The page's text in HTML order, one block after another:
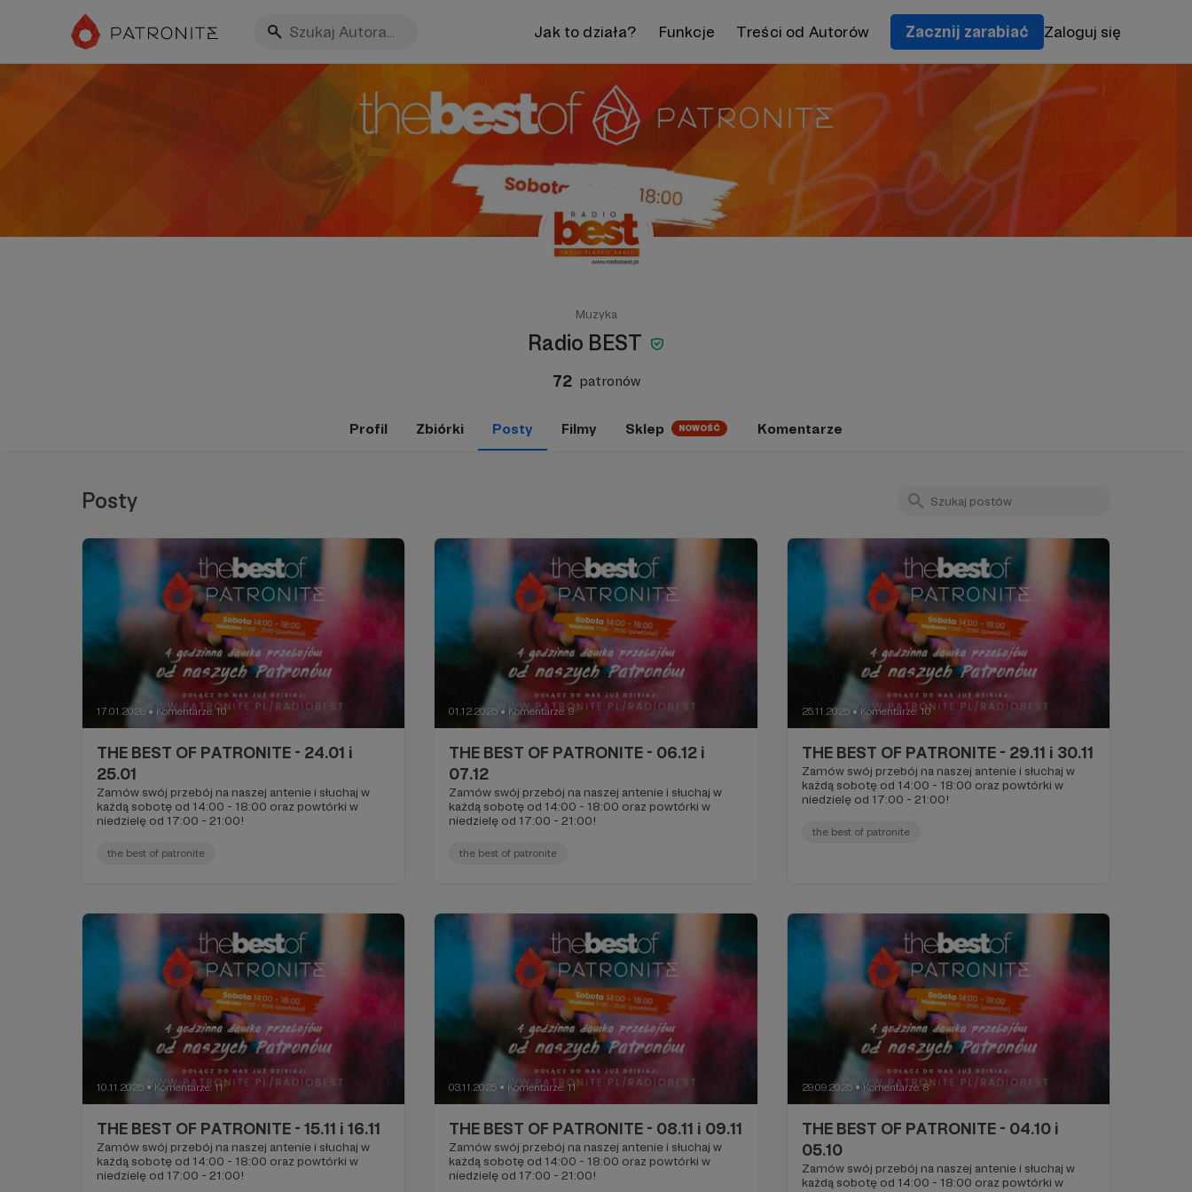
Jak to działa? Funkcje Treści od Autorów Zacznij zarabiać Zaloguj się
Muzyka
Radio BEST
72 patronów
Profil Zbiórki Posty Filmy Sklep NOWOŚĆ Komentarze
Posty
17.01.2026 ● Komentarze: 10
THE BEST OF PATRONITE - 24.01 i
25.01
Zamów swój przebój na naszej antenie i słuchaj w
każdą sobotę od 14:00 - 18:00 oraz powtórki w
niedzielę od 17:00 - 21:00!
the best of patronite
01.12.2025 ● Komentarze: 9
THE BEST OF PATRONITE - 06.12 i
07.12
Zamów swój przebój na naszej antenie i słuchaj w
każdą sobotę od 14:00 - 18:00 oraz powtórki w
niedzielę od 17:00 - 21:00!
the best of patronite
25.11.2025 ● Komentarze: 10
THE BEST OF PATRONITE - 29.11 i 30.11
Zamów swój przebój na naszej antenie i słuchaj w
każdą sobotę od 14:00 - 18:00 oraz powtórki w
niedzielę od 17:00 - 21:00!
the best of patronite
10.11.2025 ● Komentarze: 11
THE BEST OF PATRONITE - 15.11 i 16.11
Zamów swój przebój na naszej antenie i słuchaj w
każdą sobotę od 14:00 - 18:00 oraz powtórki w
niedzielę od 17:00 - 21:00!
03.11.2025 ● Komentarze: 11
THE BEST OF PATRONITE - 08.11 i 09.11
Zamów swój przebój na naszej antenie i słuchaj w
każdą sobotę od 14:00 - 18:00 oraz powtórki w
niedzielę od 17:00 - 21:00!
29.09.2025 ● Komentarze: 8
THE BEST OF PATRONITE - 04.10 i
05.10
Zamów swój przebój na naszej antenie i słuchaj w
każdą sobotę od 14:00 - 18:00 oraz powtórki w